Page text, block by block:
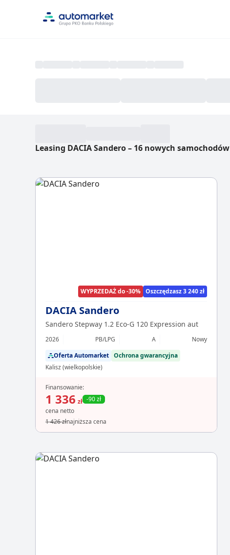
Leasing DACIA Sandero– 16 nowych samochodów
WYPRZEDAŻ do -30% Oszczędzasz 3 240 zł
DACIA Sandero
Sandero Stepway 1.2 Eco-G 120 Expression aut
2026 PB/LPG A
Nowy
Oferta Automarket Ochrona gwarancyjna
Kalisz (wielkopolskie)
Finansowanie:
1 336 zł -90 zł
cena netto
1 426 złnajniższa cena